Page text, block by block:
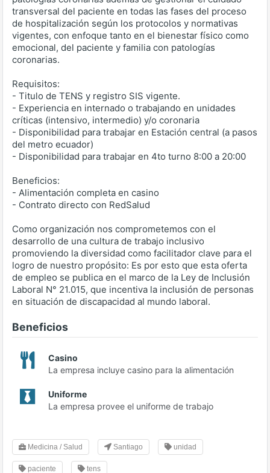
transversal del paciente en todas las fases del proceso
de hospitalización según los protocolos y normativas
vigentes, con enfoque tanto en el bienestar físico como
emocional, del paciente y familia con patologías
coronarias.
Requisitos:
- Titulo de TENS y registro SIS vigente.
- Experiencia en internado o trabajando en unidades
críticas (intensivo, intermedio) y/o coronaria
- Disponibilidad para trabajar en Estación central (a pasos
del metro ecuador)
- Disponibilidad para trabajar en 4to turno 8:00 a 20:00
Beneficios:
- Alimentación completa en casino
- Contrato directo con RedSalud
Como organización nos comprometemos con el
desarrollo de una cultura de trabajo inclusivo
promoviendo la diversidad como facilitador clave para el
logro de nuestro propósito: Es por esto que esta oferta
de empleo se publica en el marco de la Ley de Inclusión
Laboral N° 21.015, que incentiva la inclusión de personas
en situación de discapacidad al mundo laboral.
Beneficios
Casino
La empresa incluye casino para la alimentación
Uniforme
La empresa provee el uniforme de trabajo
Medicina / Salud Santiago unidad
paciente tens